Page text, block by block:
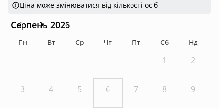
Ціна може змінюватися від кількості осіб
Серпень 2026
Пн Вт Ср Чт Пт Сб Нд
1 2
3 4 5 6 7 8 9